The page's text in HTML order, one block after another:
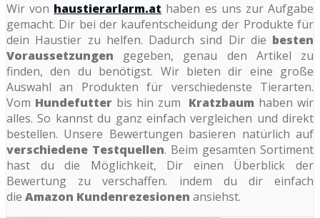
Wir von haustierarlarm.at haben es uns zur Aufgabe
gemacht. Dir bei der kaufentscheidung der Produkte für
dein Haustier zu helfen. Dadurch sind Dir die besten
Voraussetzungen gegeben, genau den Artikel zu
finden, den du benötigst. Wir bieten dir eine große
Auswahl an Produkten für verschiedenste Tierarten.
Vom Hundefutter bis hin zum Kratzbaum haben wir
alles. So kannst du ganz einfach vergleichen und direkt
bestellen. Unsere Bewertungen basieren natürlich auf
verschiedene Testquellen. Beim gesamten Sortiment
hast du die Möglichkeit, Dir einen Überblick der
Bewertung zu verschaffen. indem du dir einfach
die Amazon Kundenrezesionen ansiehst.